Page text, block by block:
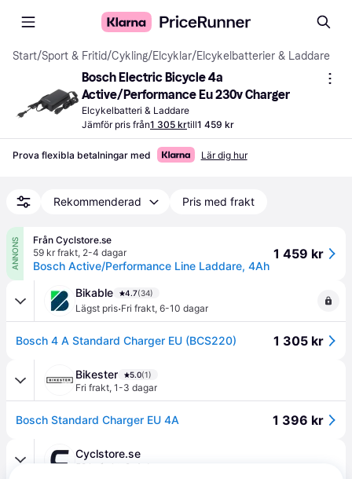
Start/Sport & Fritid/Cykling/Elcyklar/Elcykelbatterier & Laddare
Bosch Electric Bicycle 4a
Active/Performance Eu 230v Charger
Elcykelbatteri & Laddare
Jämför pris från1 305 krtill1 459 kr
Prova flexibla betalningar med Lär dig hur
Rekommenderad Pris med frakt
ANNONS
Från Cyclstore.se
59 kr frakt, 2-4 dagar
Bosch Active/Performance Line Laddare, 4Ah
1 459 kr
Bikable 4.7(34)
Lägst pris·Fri frakt, 6-10 dagar
Bosch 4 A Standard Charger EU (BCS220) 1 305 kr
Bikester 5.0(1)
Fri frakt, 1-3 dagar
Bosch Standard Charger EU 4A 1 396 kr
Cyclstore.se
59 kr frakt 2-4 dagar